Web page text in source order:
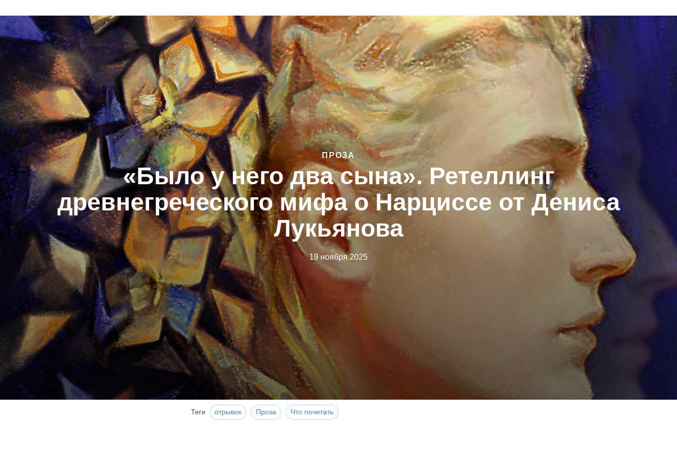
ПРОЗА
«Было у него два сына». Ретеллинг
древнегреческого мифа о Нарциссе от Дениса
Лукьянова
19 ноября 2025
Теги отрывок Проза Что почитать